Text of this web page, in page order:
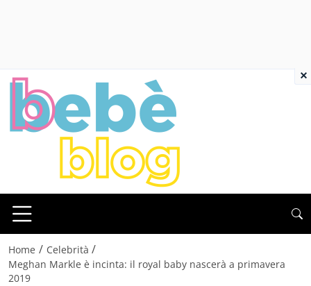
Home / Celebrità /
Meghan Markle è incinta: il royal baby nascerà a primavera
2019
×